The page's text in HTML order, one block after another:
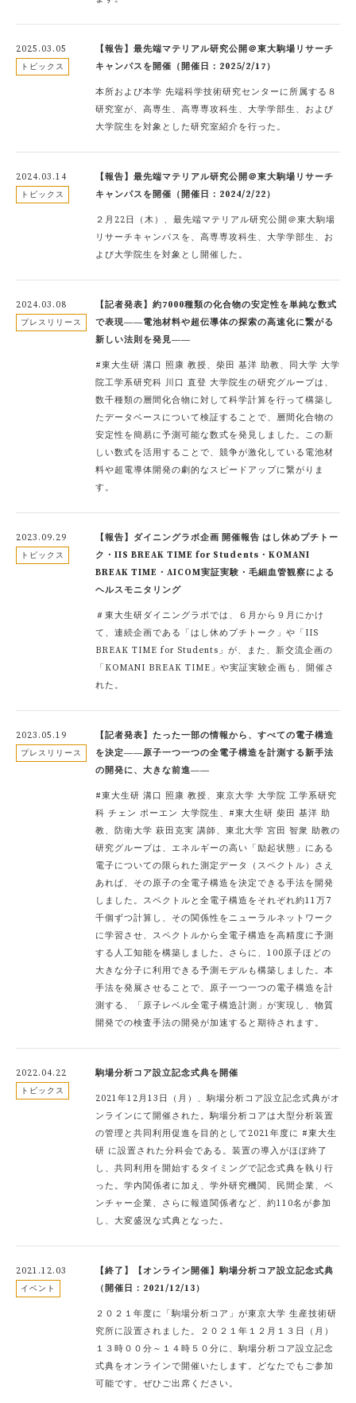
2025.03.05
トピックス
【報告】最先端マテリアル研究公開＠東大駒場リサーチ
キャンパスを開催（開催日：2025/2/17）
本所および本学 先端科学技術研究センターに所属する８
研究室が、高専生、高専専攻科生、大学学部生、および
大学院生を対象とした研究室紹介を行った。
2024.03.14
トピックス
【報告】最先端マテリアル研究公開＠東大駒場リサーチ
キャンパスを開催（開催日：2024/2/22）
２月22日（木）、最先端マテリアル研究公開＠東大駒場
リサーチキャンパスを、高専専攻科生、大学学部生、お
よび大学院生を対象とし開催した。
2024.03.08
プレスリリース
【記者発表】約7000種類の化合物の安定性を単純な数式
で表現――電池材料や超伝導体の探索の高速化に繋がる
新しい法則を発見――
#東大生研 溝口 照康 教授、柴田 基洋 助教、同大学 大学
院工学系研究科 川口 直登 大学院生の研究グループは、
数千種類の層間化合物に対して科学計算を行って構築し
たデータベースについて検証することで、層間化合物の
安定性を簡易に予測可能な数式を発見しました。この新
しい数式を活用することで、競争が激化している電池材
料や超電導体開発の劇的なスピードアップに繋がりま
す。
2023.09.29
トピックス
【報告】ダイニングラボ企画 開催報告 はし休めプチトー
ク・IIS BREAK TIME for Students・KOMANI
BREAK TIME・AICOM実証実験・毛細血管観察による
ヘルスモニタリング
＃東大生研ダイニングラボでは、６月から９月にかけ
て、連続企画である「はし休めプチトーク」や「IIS
BREAK TIME for Students」が、また、新交流企画の
「KOMANI BREAK TIME」や実証実験企画も、開催さ
れた。
2023.05.19
プレスリリース
【記者発表】たった一部の情報から、すべての電子構造
を決定――原子一つ一つの全電子構造を計測する新手法
の開発に、大きな前進――
#東大生研 溝口 照康 教授、東京大学 大学院 工学系研究
科 チェン ポーエン 大学院生、#東大生研 柴田 基洋 助
教、防衛大学 萩田克実 講師、東北大学 宮田 智衆 助教の
研究グループは、エネルギーの高い「励起状態」にある
電子についての限られた測定データ（スペクトル）さえ
あれば、その原子の全電子構造を決定できる手法を開発
しました。スペクトルと全電子構造をそれぞれ約11万7
千個ずつ計算し、その関係性をニューラルネットワーク
に学習させ、スペクトルから全電子構造を高精度に予測
する人工知能を構築しました。さらに、100原子ほどの
大きな分子に利用できる予測モデルも構築しました。本
手法を発展させることで、原子一つ一つの電子構造を計
測する、「原子レベル全電子構造計測」が実現し、物質
開発での検査手法の開発が加速すると期待されます。
2022.04.22
トピックス
駒場分析コア設立記念式典を開催
2021年12月13日（月）、駒場分析コア設立記念式典がオ
ンラインにて開催された。駒場分析コアは大型分析装置
の管理と共同利用促進を目的として2021年度に #東大生
研 に設置された分科会である。装置の導入がほぼ終了
し、共同利用を開始するタイミングで記念式典を執り行
った。学内関係者に加え、学外研究機関、民間企業、ベ
ンチャー企業、さらに報道関係者など、約110名が参加
し、大変盛況な式典となった。
2021.12.03
イベント
【終了】【オンライン開催】駒場分析コア設立記念式典
（開催日：2021/12/13）
２０２１年度に「駒場分析コア」が東京大学 生産技術研
究所に設置されました。２０２１年１２月１３日（月）
１３時００分～１４時５０分に、駒場分析コア設立記念
式典をオンラインで開催いたします。どなたでもご参加
可能です。ぜひご出席ください。